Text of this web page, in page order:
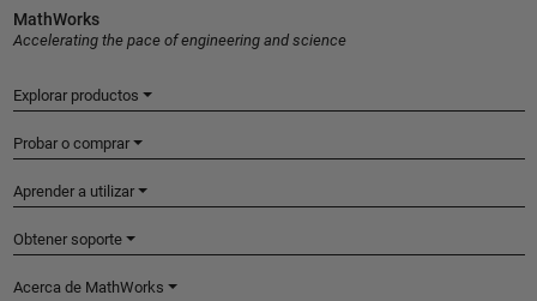
MathWorks
Accelerating the pace of engineering and science
Explorar productos
Probar o comprar
Aprender a utilizar
Obtener soporte
Acerca de MathWorks